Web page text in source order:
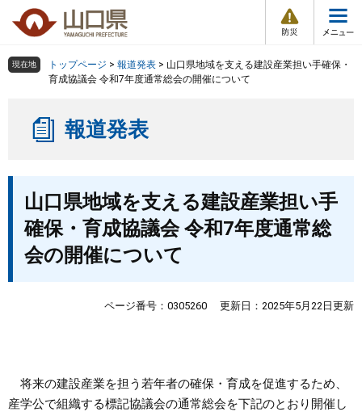
の
ー
情
報
メ
ュ
組織で探す
くらし・環境
健康・福祉
教育・文化・スポーツ
まちづくり
検索の仕方 組織で探す
現在地 トップページ > 報道発表 > 山口県地域を支える建設産業担い手確保・
育成協議会 令和7年度通常総会の開催について
報道発表
山口県地域を支える建設産業担い手
確保・育成協議会 令和7年度通常総
会の開催について
ページ番号：0305260 更新日：2025年5月22日更新
将来の建設産業を担う若年者の確保・育成を促進するため、
産学公で組織する標記協議会の通常総会を下記のとおり開催し